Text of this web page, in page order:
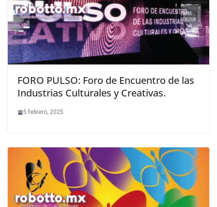
FORO PULSO: Foro de Encuentro de las
Industrias Culturales y Creativas.
5 febrero, 2025